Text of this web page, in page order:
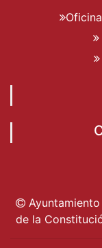
Ayuntamiento
de la